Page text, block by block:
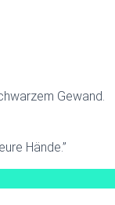
Gewand.
Hände.”